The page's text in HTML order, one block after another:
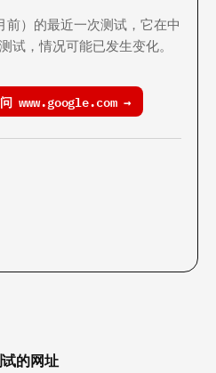
）的最近一次测试，它在中
试，情况可能已发生变化。
www.google.com →
的网址